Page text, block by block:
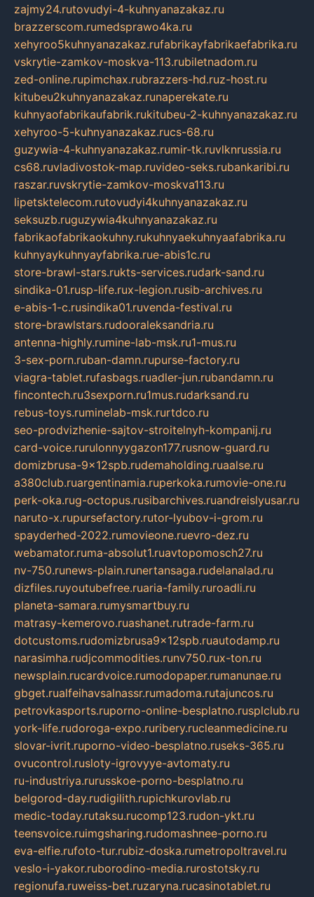
zajmy24.rutovudyi-4-kuhnyanazakaz.ru
brazzerscom.rumedsprawo4ka.ru
xehyroo5kuhnyanazakaz.rufabrikayfabrikaefabrika.ru
vskrytie-zamkov-moskva-113.rubiletnadom.ru
zed-online.rupimchax.rubrazzers-hd.ruz-host.ru
kitubeu2kuhnyanazakaz.runaperekate.ru
kuhnyaofabrikaufabrik.rukitubeu-2-kuhnyanazakaz.ru
xehyroo-5-kuhnyanazakaz.rucs-68.ru
guzywia-4-kuhnyanazakaz.rumir-tk.ruvlknrussia.ru
cs68.ruvladivostok-map.ruvideo-seks.rubankaribi.ru
raszar.ruvskrytie-zamkov-moskva113.ru
lipetsktelecom.rutovudyi4kuhnyanazakaz.ru
seksuzb.ruguzywia4kuhnyanazakaz.ru
fabrikaofabrikaokuhny.rukuhnyaekuhnyaafabrika.ru
kuhnyaykuhnyayfabrika.rue-abis1c.ru
store-brawl-stars.rukts-services.rudark-sand.ru
sindika-01.rusp-life.rux-legion.rusib-archives.ru
e-abis-1-c.rusindika01.ruvenda-festival.ru
store-brawlstars.rudooraleksandria.ru
antenna-highly.rumine-lab-msk.ru1-mus.ru
3-sex-porn.ruban-damn.rupurse-factory.ru
viagra-tablet.rufasbags.ruadler-jun.rubandamn.ru
fincontech.ru3sexporn.ru1mus.rudarksand.ru
rebus-toys.ruminelab-msk.rurtdco.ru
seo-prodvizhenie-sajtov-stroitelnyh-kompanij.ru
card-voice.rurulonnyygazon177.rusnow-guard.ru
domizbrusa-9x12spb.rudemaholding.ruaalse.ru
a380club.ruargentinamia.ruperkoka.rumovie-one.ru
perk-oka.rug-octopus.rusibarchives.ruandreislyusar.ru
naruto-x.rupursefactory.rutor-lyubov-i-grom.ru
spayderhed-2022.rumovieone.ruevro-dez.ru
webamator.ruma-absolut1.ruavtopomosch27.ru
nv-750.runews-plain.runertansaga.rudelanalad.ru
dizfiles.ruyoutubefree.ruaria-family.ruroadli.ru
planeta-samara.rumysmartbuy.ru
matrasy-kemerovo.ruashanet.rutrade-farm.ru
dotcustoms.rudomizbrusa9x12spb.ruautodamp.ru
narasimha.rudjcommodities.runv750.rux-ton.ru
newsplain.rucardvoice.rumodopaper.rumanunae.ru
gbget.rualfeihavsalnassr.rumadoma.rutajuncos.ru
petrovkasports.ruporno-online-besplatno.rusplclub.ru
york-life.rudoroga-expo.ruribery.rucleanmedicine.ru
slovar-ivrit.ruporno-video-besplatno.ruseks-365.ru
ovucontrol.rusloty-igrovyye-avtomaty.ru
ru-industriya.rurusskoe-porno-besplatno.ru
belgorod-day.rudigilith.rupichkurovlab.ru
medic-today.rutaksu.rucomp123.rudon-ykt.ru
teensvoice.ruimgsharing.rudomashnee-porno.ru
eva-elfie.rufoto-tur.rubiz-doska.rumetropoltravel.ru
veslo-i-yakor.ruborodino-media.rurostotsky.ru
regionufa.ruweiss-bet.ruzaryna.rucasinotablet.ru